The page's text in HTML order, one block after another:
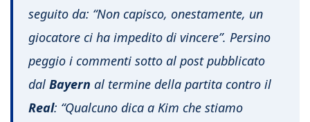
seguito da: “Non capisco, onestamente, un
giocatore ci ha impedito di vincere”. Persino
peggio i commenti sotto al post pubblicato
dal Bayern al termine della partita contro il
Real: “Qualcuno dica a Kim che stiamo